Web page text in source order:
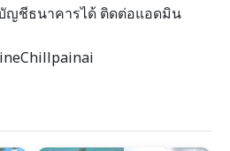
ญชีธนาคารได้ ติดต่อแอดมิน